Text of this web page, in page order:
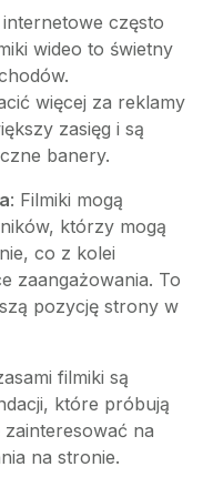
często
wideo to świetny
więcej za reklamy
zasięg i są
banery.
: Filmiki mogą
którzy mogą
co z kolei
zaangażowania. To
pozycję strony w
filmiki są
które próbują
zainteresować na
na stronie.